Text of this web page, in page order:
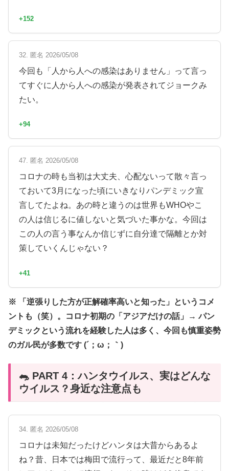
+152
32. 匿名 2026/05/08
今回も「人から人への感染はありません」って言っ
てすぐに人から人への感染が発表されてジョークみ
たい。
+94
47. 匿名 2026/05/08
コロナの時も当初は大丈夫、心配ないって散々言っ
ておいて3月になった頃にいきなりパンデミック宣
言してたよね。あの時と違うのは世界もWHOやこ
の人は信じるに値しないと気づいた事かな。今回は
この人の言う事なんか信じずに自分達で隔離とか対
策していくんじゃない？
+41
※ 「逆張りした方が正解確率高いと知った」というコメ
ントも（笑）。コロナ初期の「アジアだけの話」→ パン
デミックという流れを経験した人は多く、今回も慎重姿勢
のガル民が多数です (´；ω；｀)
🐀 PART 4：ハンタウイルス、実はどんな
ウイルス？身近な注意点も
34. 匿名 2026/05/08
コロナは未知だったけどハンタは大昔からあるよ
ね？昔、日本では梅田で流行って、最近だと8年前